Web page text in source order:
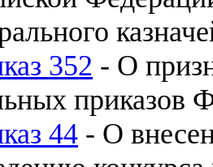
352 - О
приказов
44 - О